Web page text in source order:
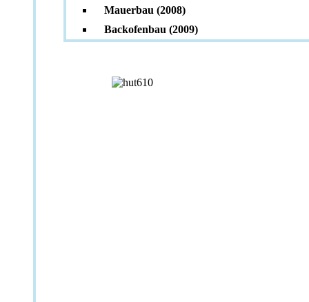
Mauerbau (2008)
Backofenbau (2009)